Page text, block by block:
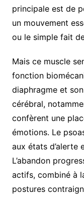
principale est de
un mouvement
ou le simple fait
Mais ce muscle
fonction
diaphragme et
cérébral,
confèrent une
émotions. Le
aux états d’alerte
L’abandon
actifs, combiné à
postures